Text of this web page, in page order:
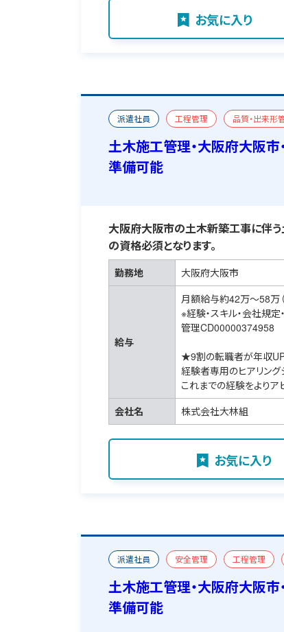
お気に入り
派遣社員 工程管理 品質・出来形
二級土木施工管理技士
おすすめ求人
土木施工管理・大阪府大阪
準備可能
大阪府大阪市の土木新築工事に伴
の資格必須となります。
勤務地 大阪府大阪市
給与
月額給与約42万～58万
※経験・スキル・会社規定
管理CD00000374958
★9割の転職者が年収UP
経験者専用のヒアリング
これまでの経験をよりア
会社名
株式会社大林組
お気に入り
派遣社員 安全管理 工程管理
一級土木施工管理技士
おすすめ求人
土木施工管理・大阪府大阪
準備可能